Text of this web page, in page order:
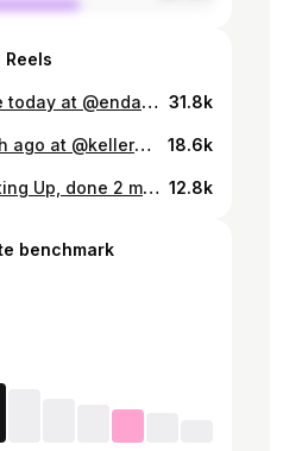
🕷 for Phil, done today at @endayz_parlor in Berlin Last spots this year: - Berlin 17.12 - Amsterdam 21.12 ~ Brussels ~26-27.12 #handpoke 31.8k
🌗 done 2 month ago at @kellerkunst_ in Basel for @romane_10 Taking appointments: - Warsaw 4-5.01 - Kyiv 17-22.01 #handpoke 18.6k
Trane from Getting Up, done 2 month ago at @varg.zurich #handpoke #marcecko #marceckosgettingup #gettingup #2006 #dtsey 12.8k
benchmark